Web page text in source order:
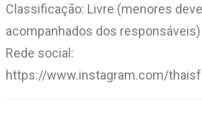
Classificação: Livre (menores
acompanhados dos responsáveis)
Rede social:
https://www.instagram.com/